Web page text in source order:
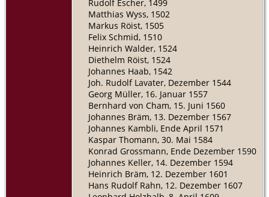
Rudolf Escher, 1499
Matthias Wyss, 1502
Markus Röist, 1505
Felix Schmid, 1510
Heinrich Walder, 1524
Diethelm Röist, 1524
Johannes Haab, 1542
Joh. Rudolf Lavater, Dezember 1544
Georg Müller, 16. Januar 1557
Bernhard von Cham, 15. Juni 1560
Johannes Bräm, 13. Dezember 1567
Johannes Kambli, Ende April 1571
Kaspar Thomann, 30. Mai 1584
Konrad Grossmann, Ende Dezember 1590
Johannes Keller, 14. Dezember 1594
Heinrich Bräm, 12. Dezember 1601
Hans Rudolf Rahn, 12. Dezember 1607